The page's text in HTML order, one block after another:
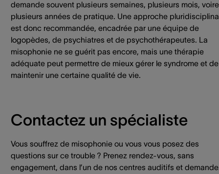
demande souvent plusieurs semaines, plusieurs mois, voire
plusieurs années de pratique. Une approche
est donc recommandée, encadrée par une équipe de
logopèdes, de psychiatres et de psychothérapeutes. La
misophonie ne se guérit pas encore, mais une thérapie
adéquate peut permettre de mieux gérer le syndrome et de
maintenir une certaine qualité de vie.
Contactez un spécialiste
Vous souffrez de misophonie ou vous vous posez des
questions sur ce trouble ? Prenez rendez-vous, sans
engagement, dans l’un de nos centres auditifs et